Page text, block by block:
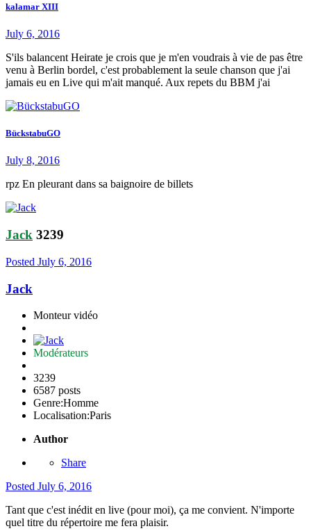
kalamar XIII
July 6, 2016
S'ils balancent Heirate je crois que je m'en voudrais à vie de pas être
venu à Berlin bordel, c'est probablement la seule chanson que j'ai
jamais eu en Live qui m'ait manqué. Aux repets du BBM j'ai
BückstabuGO
July 8, 2016
rpz En pleurant dans sa baignoire de billets
Jack 3239
Posted July 6, 2016
Jack
Monteur vidéo
Modérateurs
3239
6587 posts
Genre:Homme
Localisation:Paris
Author
Share
Posted July 6, 2016
Tant que c'est inédit en live (pour moi), ça me convient. N'importe
quel titre du répertoire me fera plaisir.